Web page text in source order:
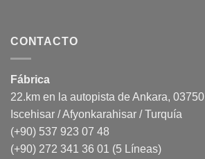
CONTACTO
Fábrica
22.km en la autopista de Ankara, 03750
Iscehisar / Afyonkarahisar / Turquía
(+90) 537 923 07 48
(+90) 272 341 36 01 (5 Líneas)